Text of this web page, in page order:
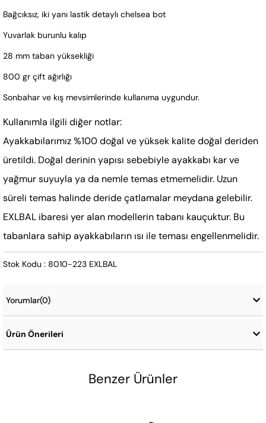
Bağcıksız, iki yanı lastik detaylı chelsea bot
Yuvarlak burunlu kalıp
28 mm taban yüksekliği
800 gr çift ağırlığı
Sonbahar ve kış mevsimlerinde kullanıma uygundur.
Kullanımla ilgili diğer notlar:
Ayakkabılarımız %100 doğal ve yüksek kalite doğal deriden
üretildi. Doğal derinin yapısı sebebiyle ayakkabı kar ve
yağmur suyuyla ya da nemle temas etmemelidir. Uzun
süreli temas halinde deride çatlamalar meydana gelebilir.
EXLBAL ibaresi yer alan modellerin tabanı kauçuktur. Bu
tabanlara sahip ayakkabıların ısı ile teması engellenmelidir.
Stok Kodu : 8010-223 EXLBAL
Yorumlar(0)
Ürün Önerileri
Benzer Ürünler